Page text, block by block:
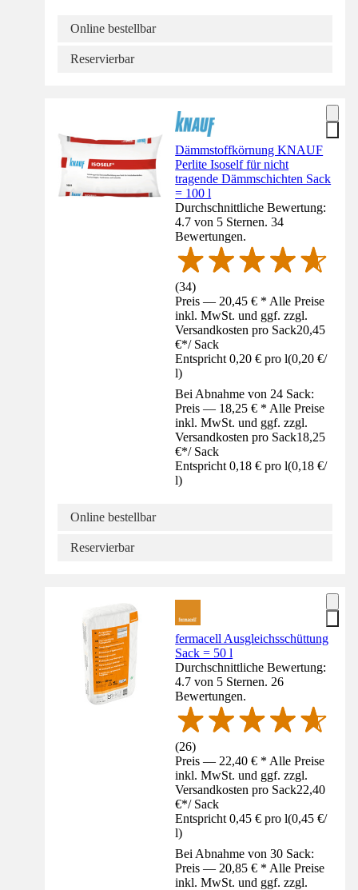
Online bestellbar
Reservierbar
Dämmstoffkörnung KNAUF
Perlite Isoself für nicht
tragende Dämmschichten Sack
= 100 l
Durchschnittliche Bewertung:
4.7 von 5 Sternen. 34
Bewertungen.
(34)
Preis — 20,45 € * Alle Preise
inkl. MwSt. und ggf. zzgl.
Versandkosten pro Sack20,45
€*/ Sack
Entspricht 0,20 € pro l(0,20 €/
l)
Bei Abnahme von 24 Sack:
Preis — 18,25 € * Alle Preise
inkl. MwSt. und ggf. zzgl.
Versandkosten pro Sack18,25
€*/ Sack
Entspricht 0,18 € pro l(0,18 €/
l)
Online bestellbar
Reservierbar
fermacell Ausgleichsschüttung
Sack = 50 l
Durchschnittliche Bewertung:
4.7 von 5 Sternen. 26
Bewertungen.
(26)
Preis — 22,40 € * Alle Preise
inkl. MwSt. und ggf. zzgl.
Versandkosten pro Sack22,40
€*/ Sack
Entspricht 0,45 € pro l(0,45 €/
l)
Bei Abnahme von 30 Sack:
Preis — 20,85 € * Alle Preise
inkl. MwSt. und ggf. zzgl.